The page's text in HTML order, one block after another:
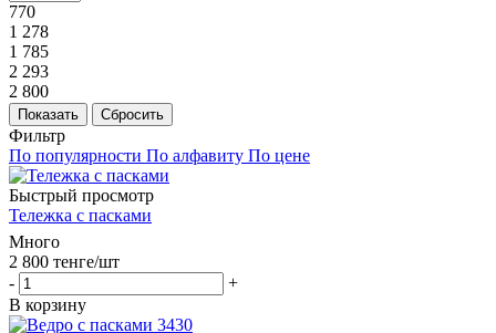
770
1 278
1 785
2 293
2 800
Сбросить
Фильтр
По популярности По алфавиту По цене
Быстрый просмотр
Тележка с пасками
Много
2 800 тенге/шт
-
+
В корзину